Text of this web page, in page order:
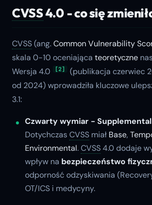
CVSS4.0 - co się
CVSS(ang.Common Vulnerability
skala 0-10 oceniająca teoretyczne
Wersja 4.0
[2]
(publikacja czerwiec
od 2024) wprowadziła kluczowe
3.1:
Czwarty wymiar - Supplemental
DotychczasCVSS miał Base,
Environmental.CVSS4.0 dodaje
wpływ na bezpieczeństwo
odporność odzyskiwania
OT/ICS i medycyny.